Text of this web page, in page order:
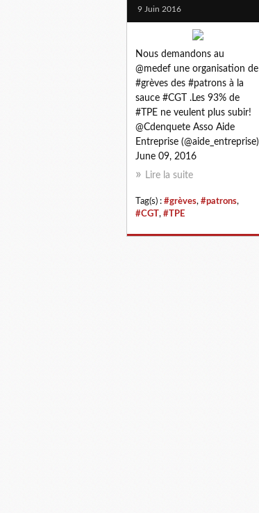
9 Juin 2016
Nous demandons au
@medef une organisation de
#grèves des #patrons à la
sauce #CGT .Les 93% de
#TPE ne veulent plus subir!
@Cdenquete Asso Aide
Entreprise (@aide_entreprise)
June 09, 2016
Lire la suite
Tag(s) : #grèves, #patrons,
#CGT, #TPE